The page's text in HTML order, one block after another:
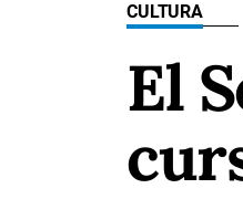
CULTURA
El